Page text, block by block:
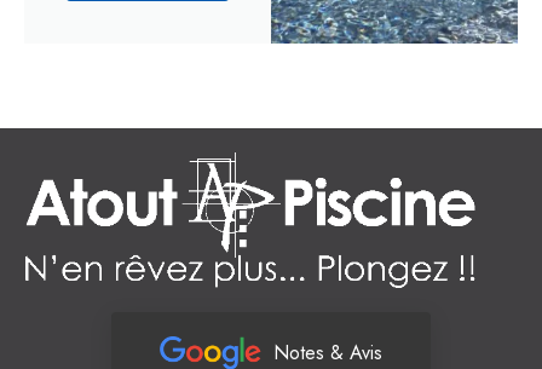
Notes & Avis